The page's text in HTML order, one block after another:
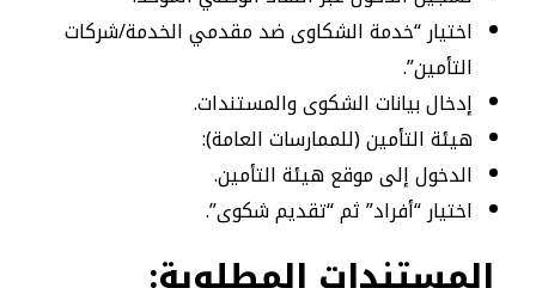
اختيار “خدمة الشكاوى ضد مقدمي الخدمة/شركات
التأمين”.
إدخال بيانات الشكوى والمستندات.
هيئة التأمين (للممارسات العامة):
الدخول إلى موقع هيئة التأمين.
اختيار “أفراد” ثم “تقديم شكوى”.